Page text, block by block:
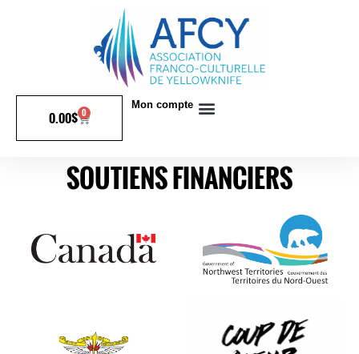
0.00$ 0
Mon compte
SOUTIENS FINANCIERS